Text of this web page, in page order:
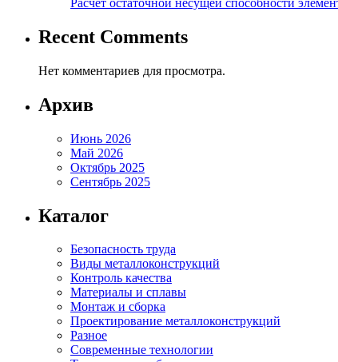
Расчет остаточной несущей способности
Recent Comments
Нет комментариев для просмотра.
Архив
Июнь 2026
Май 2026
Октябрь 2025
Сентябрь 2025
Каталог
Безопасность труда
Виды металлоконструкций
Контроль качества
Материалы и сплавы
Монтаж и сборка
Проектирование металлоконструкций
Разное
Современные технологии